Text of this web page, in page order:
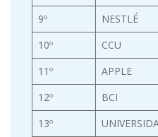
9º
NESTLÉ
10º
CCU
11º
APPLE
12º
BCI
13º